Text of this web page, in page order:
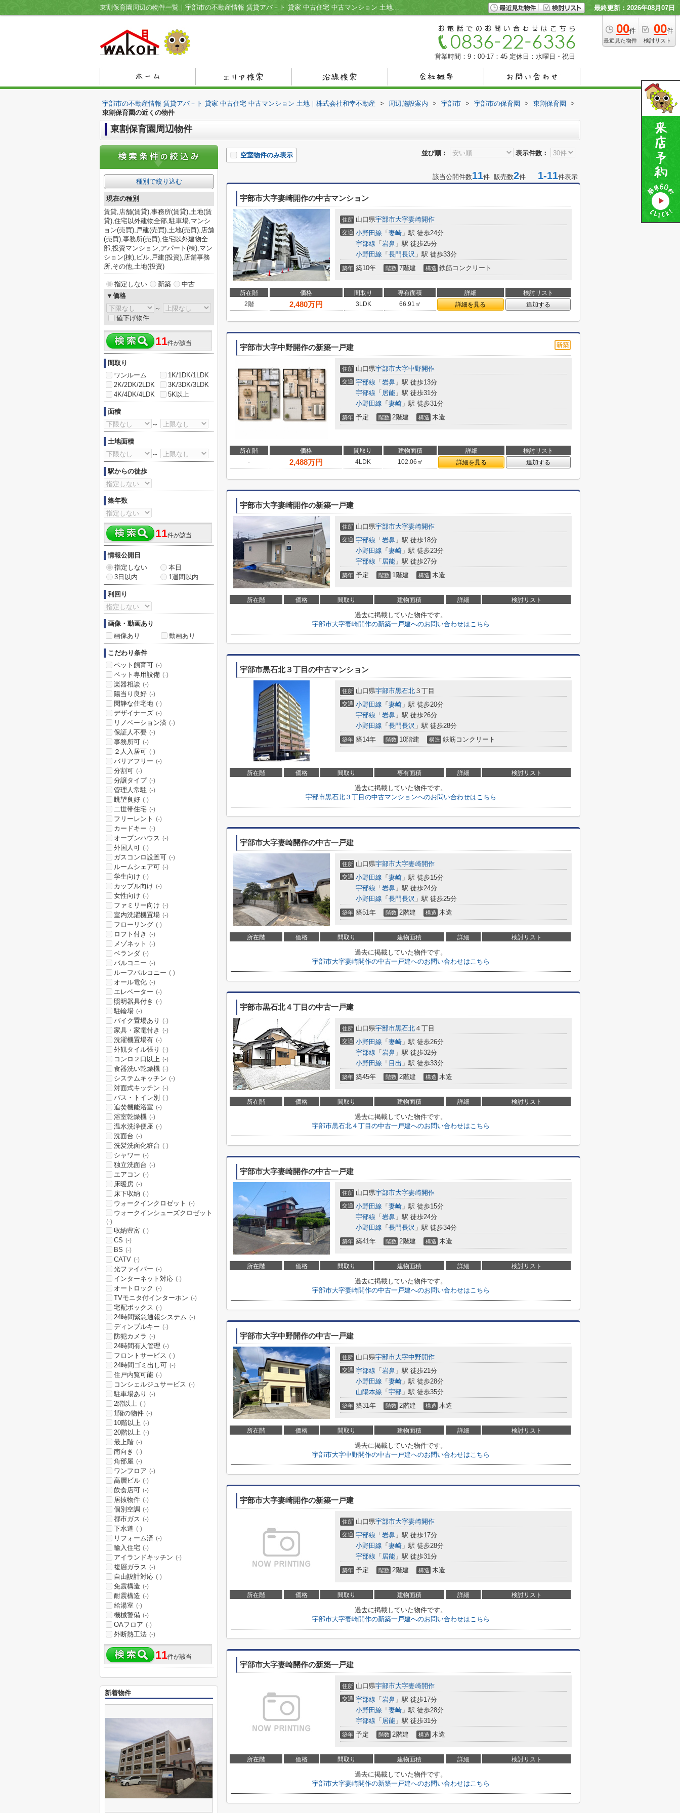
東割保育園周辺の物件一覧｜宇部市の不動産情報 賃貸アパ－ト 貸家 中古住宅 中古マンション 土地｜株式会社和幸不動産 最終更新：2026年08月07日
00件
最近見た物件
00件
検討リスト
営業時間：9：00-17：45 定休日：水曜日・祝日
宇部市の不動産情報 賃貸アパ－ト 貸家 中古住宅 中古マンション 土地｜株式会社和幸不動産 > 周辺施設案内 > 宇部市 > 宇部市の保育園 > 東割保育園
>
東割保育園の近くの物件
東割保育園周辺物件
並び順： 表示件数：
空室物件のみ表示
該当公開件数11件 販売数2件 1-11件表示
宇部市大字妻崎開作の中古マンション
住所 山口県宇部市大字妻崎開作
交通 小野田線 「 妻崎 」駅 徒歩24分
宇部線 「 岩鼻 」駅 徒歩25分
小野田線 「 長門長沢 」駅 徒歩33分
築年 築10年 階数 7階建 構造 鉄筋コンクリート
所在階 価格 間取り 専有面積 詳細
検討リスト
2階
2,480万円 3LDK 66.91㎡ 詳細を見る 追加する
宇部市大字中野開作の新築一戸建
住所 山口県宇部市大字中野開作
交通 宇部線 「 岩鼻 」駅 徒歩13分
宇部線 「 居能 」駅 徒歩31分
小野田線 「 妻崎 」駅 徒歩31分
築年 予定 階数 2階建 構造 木造
所在階 価格 間取り 建物面積 詳細
検討リスト
-
2,488万円 4LDK 102.06㎡ 詳細を見る 追加する
宇部市大字妻崎開作の新築一戸建
住所 山口県宇部市大字妻崎開作
交通 宇部線 「 岩鼻 」駅 徒歩18分
小野田線 「 妻崎 」駅 徒歩23分
宇部線 「 居能 」駅 徒歩27分
築年 予定 階数 1階建 構造 木造
所在階 価格 間取り 建物面積 詳細 検討リスト
過去に掲載していた物件です。
宇部市大字妻崎開作の新築一戸建へのお問い合わせはこちら
宇部市黒石北３丁目の中古マンション
住所 山口県宇部市黒石北 ３丁目
交通 小野田線 「 妻崎 」駅 徒歩20分
宇部線 「 岩鼻 」駅 徒歩26分
小野田線 「 長門長沢 」駅 徒歩28分
築年 築14年 階数 10階建 構造 鉄筋コンクリート
所在階 価格 間取り 専有面積 詳細 検討リスト
過去に掲載していた物件です。
宇部市黒石北３丁目の中古マンションへのお問い合わせはこちら
宇部市大字妻崎開作の中古一戸建
住所 山口県宇部市大字妻崎開作
交通 小野田線 「 妻崎 」駅 徒歩15分
宇部線 「 岩鼻 」駅 徒歩24分
小野田線 「 長門長沢 」駅 徒歩25分
築年 築51年 階数 2階建 構造 木造
所在階 価格 間取り 建物面積 詳細 検討リスト
過去に掲載していた物件です。
宇部市大字妻崎開作の中古一戸建へのお問い合わせはこちら
宇部市黒石北４丁目の中古一戸建
住所 山口県宇部市黒石北 ４丁目
交通 小野田線 「 妻崎 」駅 徒歩26分
宇部線 「 岩鼻 」駅 徒歩32分
小野田線 「 目出 」駅 徒歩33分
築年 築45年 階数 2階建 構造 木造
所在階 価格 間取り 建物面積 詳細 検討リスト
過去に掲載していた物件です。
宇部市黒石北４丁目の中古一戸建へのお問い合わせはこちら
宇部市大字妻崎開作の中古一戸建
住所 山口県宇部市大字妻崎開作
交通 小野田線 「 妻崎 」駅 徒歩15分
宇部線 「 岩鼻 」駅 徒歩24分
小野田線 「 長門長沢 」駅 徒歩34分
築年 築41年 階数 2階建 構造 木造
所在階 価格 間取り 建物面積 詳細 検討リスト
過去に掲載していた物件です。
宇部市大字妻崎開作の中古一戸建へのお問い合わせはこちら
宇部市大字中野開作の中古一戸建
住所 山口県宇部市大字中野開作
交通 宇部線 「 岩鼻 」駅 徒歩21分
小野田線 「 妻崎 」駅 徒歩28分
山陽本線 「 宇部 」駅 徒歩35分
築年 築31年 階数 2階建 構造 木造
所在階 価格 間取り 建物面積 詳細 検討リスト
過去に掲載していた物件です。
宇部市大字中野開作の中古一戸建へのお問い合わせはこちら
宇部市大字妻崎開作の新築一戸建
住所 山口県宇部市大字妻崎開作
交通 宇部線 「 岩鼻 」駅 徒歩17分
小野田線 「 妻崎 」駅 徒歩28分
宇部線 「 居能 」駅 徒歩31分
築年 予定 階数 2階建 構造 木造
所在階 価格 間取り 建物面積 詳細 検討リスト
過去に掲載していた物件です。
宇部市大字妻崎開作の新築一戸建へのお問い合わせはこちら
宇部市大字妻崎開作の新築一戸建
住所 山口県宇部市大字妻崎開作
交通 宇部線 「 岩鼻 」駅 徒歩17分
小野田線 「 妻崎 」駅 徒歩28分
宇部線 「 居能 」駅 徒歩31分
築年 予定 階数 2階建 構造 木造
所在階 価格 間取り 建物面積 詳細 検討リスト
過去に掲載していた物件です。
宇部市大字妻崎開作の新築一戸建へのお問い合わせはこちら
種別で絞り込む
現在の種別
賃貸,店舗(賃貸),事務所(賃貸),土地(賃
貸),住宅以外建物全部,駐車場,マンシ
ョン(売買),戸建(売買),土地(売買),店舗
(売買),事務所(売買),住宅以外建物全
部,投資マンション,アパート(棟),マン
ション(棟),ビル,戸建(投資),店舗事務
所,その他,土地(投資)
指定しない 新築
中古
▼価格
～
値下げ物件
11件が該当
間取り
ワンルーム
1K/1DK/1LDK
2K/2DK/2LDK
3K/3DK/3LDK
4K/4DK/4LDK
5K以上
面積
～
土地面積
～
駅からの徒歩
築年数
11件が該当
情報公開日
指定しない
本日
3日以内
1週間以内
利回り
画像・動画あり
画像あり
動画あり
こだわり条件
ペット飼育可 (-)
ペット専用設備 (-)
楽器相談 (-)
陽当り良好 (-)
閑静な住宅地 (-)
デザイナーズ (-)
リノベーション済 (-)
保証人不要 (-)
事務所可 (-)
２人入居可 (-)
バリアフリー (-)
分割可 (-)
分譲タイプ (-)
管理人常駐 (-)
眺望良好 (-)
二世帯住宅 (-)
フリーレント (-)
カードキー (-)
オープンハウス (-)
外国人可 (-)
ガスコンロ設置可 (-)
ルームシェア可 (-)
学生向け (-)
カップル向け (-)
女性向け (-)
ファミリー向け (-)
室内洗濯機置場 (-)
フローリング (-)
ロフト付き (-)
メゾネット (-)
ベランダ (-)
バルコニー (-)
ルーフバルコニー (-)
オール電化 (-)
エレベーター (-)
照明器具付き (-)
駐輪場 (-)
バイク置場あり (-)
家具・家電付き (-)
洗濯機置場有 (-)
外観タイル張り (-)
コンロ２口以上 (-)
食器洗い乾燥機 (-)
システムキッチン (-)
対面式キッチン (-)
バス・トイレ別 (-)
追焚機能浴室 (-)
浴室乾燥機 (-)
温水洗浄便座 (-)
洗面台 (-)
洗髪洗面化粧台 (-)
シャワー (-)
独立洗面台 (-)
エアコン (-)
床暖房 (-)
床下収納 (-)
ウォークインクロゼット (-)
ウォークインシューズクロゼット
(-)
収納豊富 (-)
CS (-)
BS (-)
CATV (-)
光ファイバー (-)
インターネット対応 (-)
オートロック (-)
TVモニタ付インターホン (-)
宅配ボックス (-)
24時間緊急通報システム (-)
ディンプルキー (-)
防犯カメラ (-)
24時間有人管理 (-)
フロントサービス (-)
24時間ゴミ出し可 (-)
住戸内覧可能 (-)
コンシェルジュサービス (-)
駐車場あり (-)
2階以上 (-)
1階の物件 (-)
10階以上 (-)
20階以上 (-)
最上階 (-)
南向き (-)
角部屋 (-)
ワンフロア (-)
高層ビル (-)
飲食店可 (-)
居抜物件 (-)
個別空調 (-)
都市ガス (-)
下水道 (-)
リフォーム済 (-)
輸入住宅 (-)
アイランドキッチン (-)
複層ガラス (-)
自由設計対応 (-)
免震構造 (-)
耐震構造 (-)
給湯室 (-)
機械警備 (-)
OAフロア (-)
外断熱工法 (-)
11件が該当
新着物件